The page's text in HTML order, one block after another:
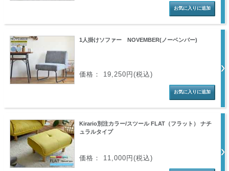
1人掛けソファー NOVEMBER(ノーベンバー)
価格： 19,250円(税込)
Kirario別注カラー/スツール FLAT（フラット） ナチ
ュラルタイプ
価格： 11,000円(税込)